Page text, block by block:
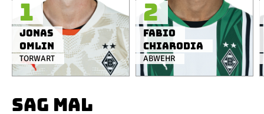
TORWART
Jonas
Omlin
1
ABWEHR
Fabio
Chiarodia
2
SAG MAL